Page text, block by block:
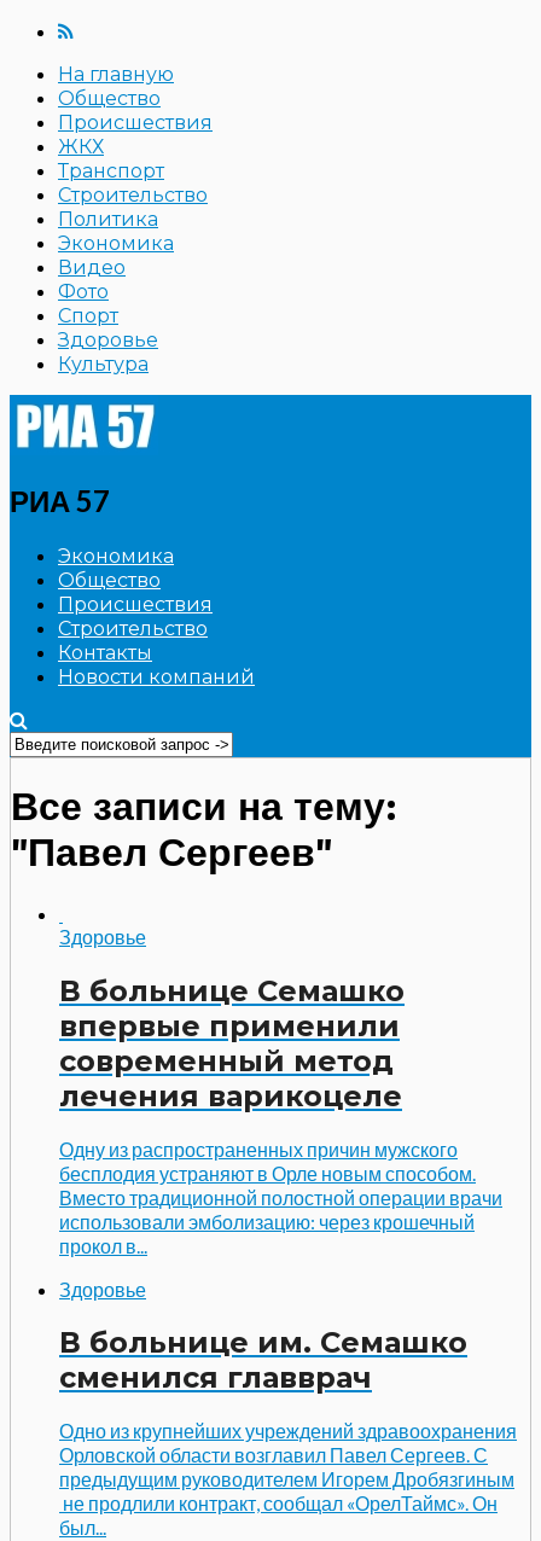
На главную
Общество
Происшествия
ЖКХ
Транспорт
Строительство
Политика
Экономика
Видео
Фото
Спорт
Здоровье
Культура
РИА 57
Экономика
Общество
Происшествия
Строительство
Контакты
Новости компаний
Все записи на тему:
"Павел Сергеев"
Здоровье
В больнице Семашко
впервые применили
современный метод
лечения варикоцеле
Одну из распространенных причин мужского
бесплодия устраняют в Орле новым способом.
Вместо традиционной полостной операции врачи
использовали эмболизацию: через крошечный
прокол в...
Здоровье
В больнице им. Семашко
сменился главврач
Одно из крупнейших учреждений здравоохранения
Орловской области возглавил Павел Сергеев. С
предыдущим руководителем Игорем Дробязгиным
не продлили контракт, сообщал «ОрелТаймс». Он
был...